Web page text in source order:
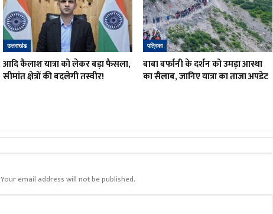
उत्तराखंड
आदि कैलाश यात्रा को लेकर बड़ा फैसला,
सीमांत क्षेत्रों की बदलेगी तस्वीर!
पत्रिका
बाबा बर्फानी के दर्शन को उमड़ा आस्था
का सैलाब, जानिए यात्रा का ताजा अपडेट
Your email address will not be published.